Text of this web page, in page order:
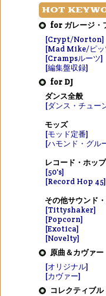
HOT
for ガレージ・
[Crypt/Norton]
[Mad Mike/ピッ
[Crampsルーツ]
[編集盤収録]
for DJ
ダンス全般
[ダンス・チュー
モッズ
[モッド定番]
[ハモンド・グル
レコード・ホップ
[50's]
[Record Hop 45]
その他サウンド
[Tittyshaker]
[Popcorn]
[Exotica]
[Novelty]
原曲＆カヴァー
[オリジナル]
[カヴァー]
コレクティブ